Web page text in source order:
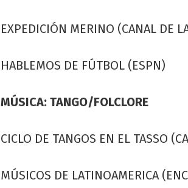
EXPEDICIÓN MERINO (CANAL DE
HABLEMOS DE FÚTBOL (ESPN)
MÚSICA: TANGO/FOLCLORE
CICLO DE TANGOS EN EL TASSO
MÚSICOS DE LATINOAMERICA